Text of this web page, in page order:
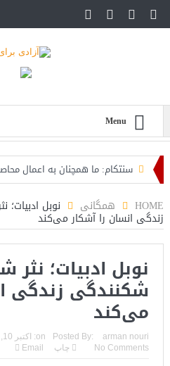
Menu
سنتکام: ما همچنان به اعمال
اسرائیل: حزب‌الله توافق آتش‌بس
در راه است
حمله دوباره حوثی‌ها به
نخواهیم کرد+تحلیل
ترامپ: سرمایه‌گذاران
مذاکرات تنگه هرمز به نتیجه
HOME همگانی نوبل
زندگی انسان را آشکار می‌کند
نوبل ادبیات؛
شکنندگی زندگی
می‌کند
Posted By: arman nouri
on: اکتبر 10, 2024
No Comments
چاپ Email